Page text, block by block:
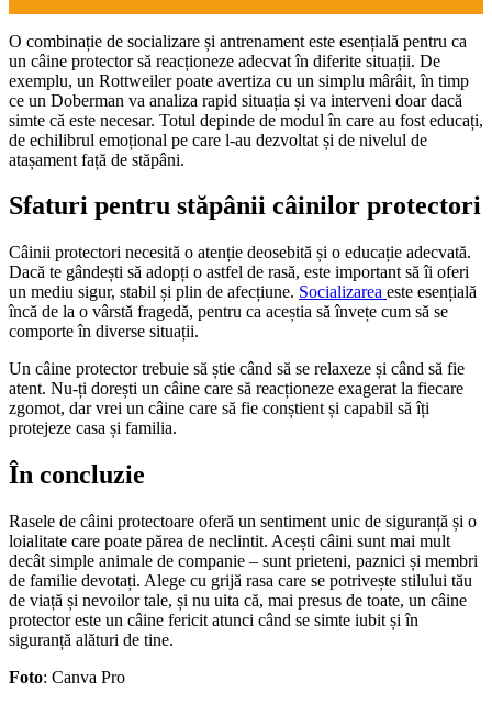
O combinație de socializare și antrenament este esențială pentru ca
un câine protector să reacționeze adecvat în diferite situații. De
exemplu, un Rottweiler poate avertiza cu un simplu mârâit, în timp
ce un Doberman va analiza rapid situația și va interveni doar dacă
simte că este necesar. Totul depinde de modul în care au fost educați,
de echilibrul emoțional pe care l-au dezvoltat și de nivelul de
atașament față de stăpâni.
Sfaturi pentru stăpânii câinilor protectori
Câinii protectori necesită o atenție deosebită și o educație adecvată.
Dacă te gândești să adopți o astfel de rasă, este important să îi oferi
un mediu sigur, stabil și plin de afecțiune. Socializarea este esențială
încă de la o vârstă fragedă, pentru ca aceștia să învețe cum să se
comporte în diverse situații.
Un câine protector trebuie să știe când să se relaxeze și când să fie
atent. Nu-ți dorești un câine care să reacționeze exagerat la fiecare
zgomot, dar vrei un câine care să fie conștient și capabil să îți
protejeze casa și familia.
În concluzie
Rasele de câini protectoare oferă un sentiment unic de siguranță și o
loialitate care poate părea de neclintit. Acești câini sunt mai mult
decât simple animale de companie – sunt prieteni, paznici și membri
de familie devotați. Alege cu grijă rasa care se potrivește stilului tău
de viață și nevoilor tale, și nu uita că, mai presus de toate, un câine
protector este un câine fericit atunci când se simte iubit și în
siguranță alături de tine.
Foto: Canva Pro